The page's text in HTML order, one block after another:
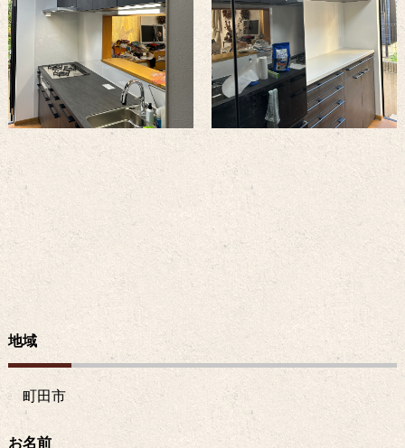
地域
町田市
お名前